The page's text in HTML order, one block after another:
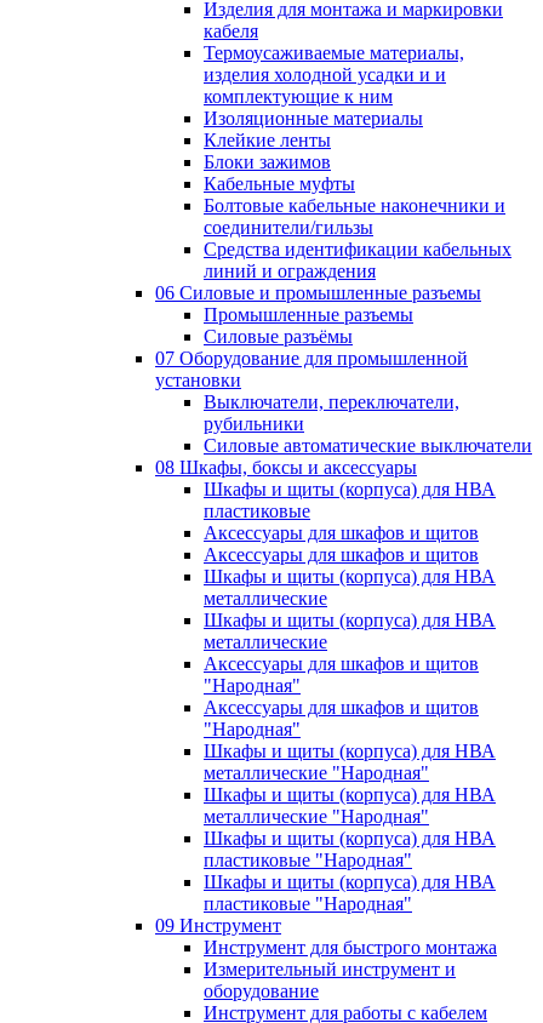
Изделия для монтажа и маркировки
кабеля
Термоусаживаемые материалы,
изделия холодной усадки и и
комплектующие к ним
Изоляционные материалы
Клейкие ленты
Блоки зажимов
Кабельные муфты
Болтовые кабельные наконечники и
соединители/гильзы
Средства идентификации кабельных
линий и ограждения
06 Силовые и промышленные разъемы
Промышленные разъемы
Силовые разъёмы
07 Оборудование для промышленной
установки
Выключатели, переключатели,
рубильники
Силовые автоматические выключатели
08 Шкафы, боксы и аксессуары
Шкафы и щиты (корпуса) для НВА
пластиковые
Аксессуары для шкафов и щитов
Аксессуары для шкафов и щитов
Шкафы и щиты (корпуса) для НВА
металлические
Шкафы и щиты (корпуса) для НВА
металлические
Аксессуары для шкафов и щитов
"Народная"
Аксессуары для шкафов и щитов
"Народная"
Шкафы и щиты (корпуса) для НВА
металлические "Народная"
Шкафы и щиты (корпуса) для НВА
металлические "Народная"
Шкафы и щиты (корпуса) для НВА
пластиковые "Народная"
Шкафы и щиты (корпуса) для НВА
пластиковые "Народная"
09 Инструмент
Инструмент для быстрого монтажа
Измерительный инструмент и
оборудование
Инструмент для работы с кабелем